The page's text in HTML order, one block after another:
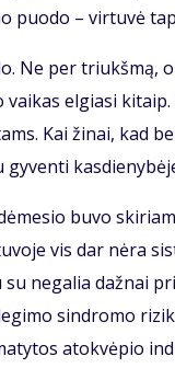
puodo – virtuvė
Ne per triukšmą,
elgiasi
Kai žinai, kad
buvo
vis dar nėra
negalia dažnai
sindromo
atokvėpio